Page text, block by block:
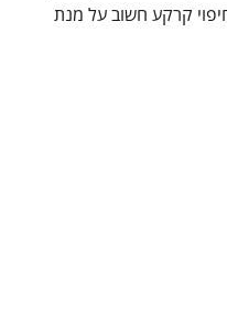
קרקע חשוב על מנת